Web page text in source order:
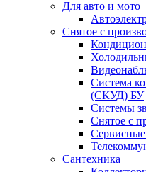
Для авто и мото
Снятое с
Система
(СКУД) БУ
Системы
Снятое с
Сервисные
Сантехника